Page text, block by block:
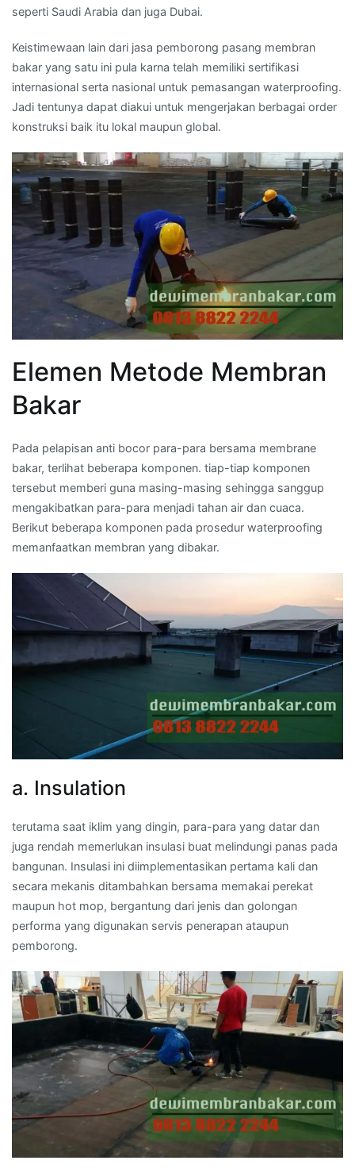
seperti Saudi Arabia dan juga Dubai.
Keistimewaan lain dari jasa pemborong pasang membran
bakar yang satu ini pula karna telah memiliki sertifikasi
internasional serta nasional untuk pemasangan waterproofing.
Jadi tentunya dapat diakui untuk mengerjakan berbagai order
konstruksi baik itu lokal maupun global.
Elemen Metode Membran
Bakar
Pada pelapisan anti bocor para-para bersama membrane
bakar, terlihat beberapa komponen. tiap-tiap komponen
tersebut memberi guna masing-masing sehingga sanggup
mengakibatkan para-para menjadi tahan air dan cuaca.
Berikut beberapa komponen pada prosedur waterproofing
memanfaatkan membran yang dibakar.
a. Insulation
terutama saat iklim yang dingin, para-para yang datar dan
juga rendah memerlukan insulasi buat melindungi panas pada
bangunan. Insulasi ini diimplementasikan pertama kali dan
secara mekanis ditambahkan bersama memakai perekat
maupun hot mop, bergantung dari jenis dan golongan
performa yang digunakan servis penerapan ataupun
pemborong.